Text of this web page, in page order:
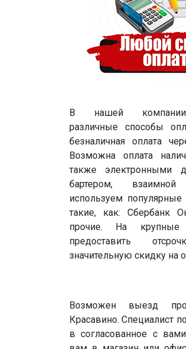
В нашей компании
различные способы
безналичная оплата
Возможна оплата
также электронными
бартером,
используем
такие, как: Сбербанк
прочие. На крупные
предоставить
значительную скидку на
Возможен выезд
Красавино. Специалист
в согласованное с